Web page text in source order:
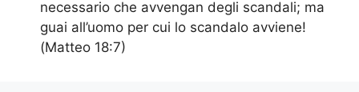
necessario che avvengan degli scandali; ma
guai all’uomo per cui lo scandalo avviene!
(Matteo 18:7)